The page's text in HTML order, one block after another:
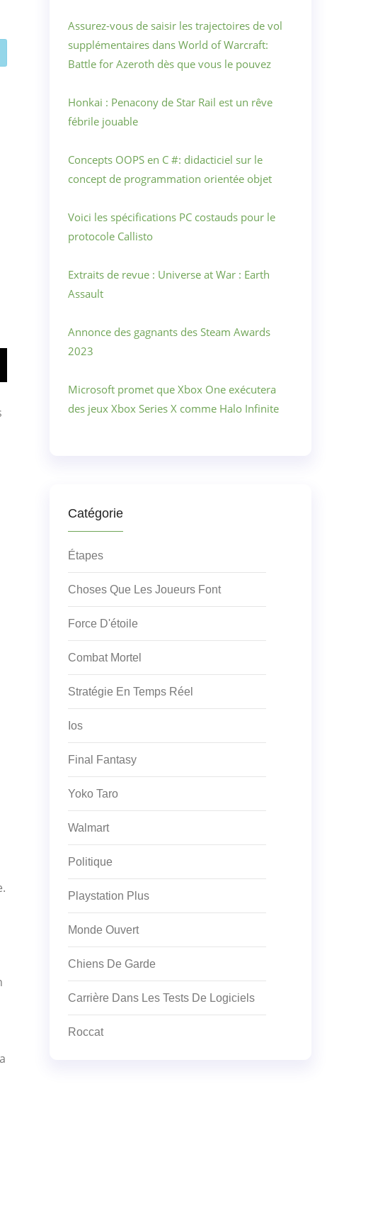
Assurez-vous de saisir les trajectoires de vol
supplémentaires dans World of Warcraft:
Battle for Azeroth dès que vous le pouvez
Honkai : Penacony de Star Rail est un rêve
fébrile jouable
Concepts OOPS en C #: didacticiel sur le
concept de programmation orientée objet
Voici les spécifications PC costauds pour le
protocole Callisto
Extraits de revue : Universe at War : Earth
Assault
Annonce des gagnants des Steam Awards
2023
Microsoft promet que Xbox One exécutera
des jeux Xbox Series X comme Halo Infinite
Catégorie
Étapes
Choses Que Les Joueurs Font
Force D'étoile
Combat Mortel
Stratégie En Temps Réel
Ios
Final Fantasy
Yoko Taro
Walmart
Politique
Playstation Plus
Monde Ouvert
Chiens De Garde
Carrière Dans Les Tests De Logiciels
Roccat